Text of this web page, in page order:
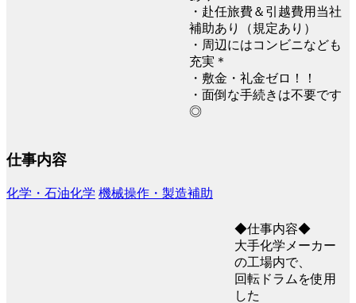
・赴任旅費＆引越費用当社
補助あり（規定あり）
・周辺にはコンビニなども
充実＊
・敷金・礼金ゼロ！！
・面倒な手続きは不要です
◎
仕事内容
化学・石油化学 機械操作・製造補助
◆仕事内容◆
大手化学メーカー
の工場内で、
回転ドラムを使用
した